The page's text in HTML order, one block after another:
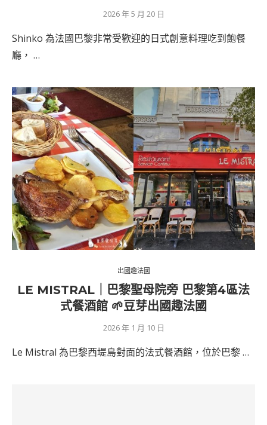
2026 年 5 月 20 日
Shinko 為法國巴黎非常受歡迎的日式創意料理吃到飽餐
廳， …
出國趣法國
LE MISTRAL｜巴黎聖母院旁 巴黎第4區法
式餐酒館 🌱豆芽出國趣法國
2026 年 1 月 10 日
Le Mistral 為巴黎西堤島對面的法式餐酒館，位於巴黎 …